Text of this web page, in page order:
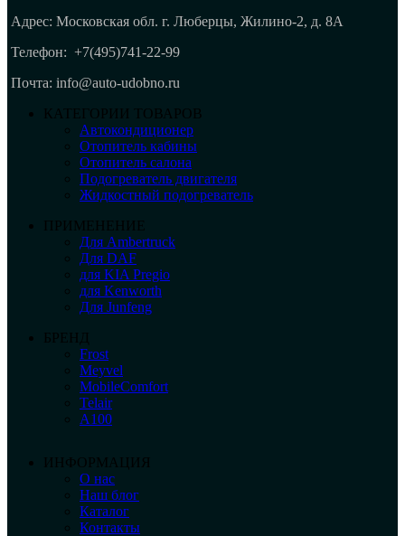
Адрес: Московская обл. г. Люберцы, Жилино-2, д. 8A
Телефон: +7(495)741-22-99
Почта: info@auto-udobno.ru
КАТЕГОРИИ ТОВАРОВ
Автокондиционер
Отопитель кабины
Отопитель салона
Подогреватель двигателя
Жидкостный подогреватель
ПРИМЕНЕНИЕ
Для Ambertruck
Для DAF
для KIA Pregio
для Kenworth
Для Junfeng
БРЕНД
Frost
Meyvel
MobileComfort
Telair
А100
ИНФОРМАЦИЯ
О нас
Наш блог
Каталог
Контакты